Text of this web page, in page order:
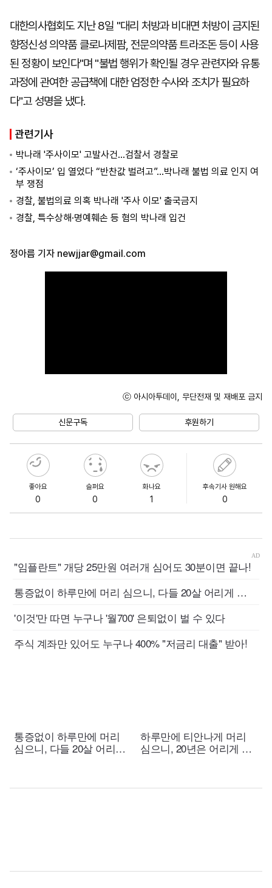
대한의사협회도 지난 8일 "대리 처방과 비대면 처방이 금지된
향정신성 의약품 클로나제팜, 전문의약품 트라조돈 등이 사용
된 정황이 보인다"며 "불법 행위가 확인될 경우 관련자와 유통
과정에 관여한 공급책에 대한 엄정한 수사와 조치가 필요하
다"고 성명을 냈다.
관련기사
박나래 '주사이모' 고발사건…검찰서 경찰로
‘주사이모’ 입 열었다 “반찬값 벌려고”…박나래 불법 의료 인지 여
부 쟁점
경찰, 불법의료 의혹 박나래 '주사 이모' 출국금지
경찰, 특수상해·명예훼손 등 혐의 박나래 입건
정아름 기자 newjjar@gmail.com
ⓒ 아시아투데이, 무단전재 및 재배포 금지
신문구독 후원하기
좋아요
0
슬퍼요
0
화나요
1
후속기사 원해요
0